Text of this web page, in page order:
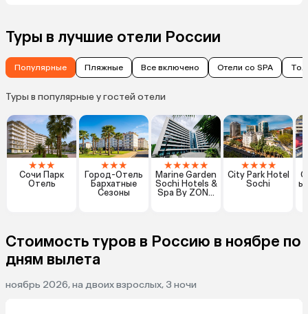
Туры в лучшие отели России
Популярные Пляжные Все включено Отели со SPA
Туры в популярные у гостей отели
★★★
Сочи Парк
Отель
★★★
Город-Отель
Бархатные
Сезоны
★★★★★
Marine Garden
Sochi Hotels &
Spa By ZONT
★★★★
City Park Hotel
Sochi
Стоимость туров в Россию в ноябре по
дням вылета
ноябрь 2026, на двоих взрослых, 3 ночи